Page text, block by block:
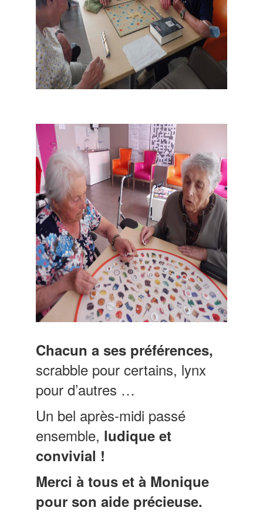
Chacun a ses préférences,
scrabble pour certains, lynx
pour d’autres …
Un bel après-midi passé
ensemble, ludique et
convivial !
Merci à tous et à Monique
pour son aide précieuse.